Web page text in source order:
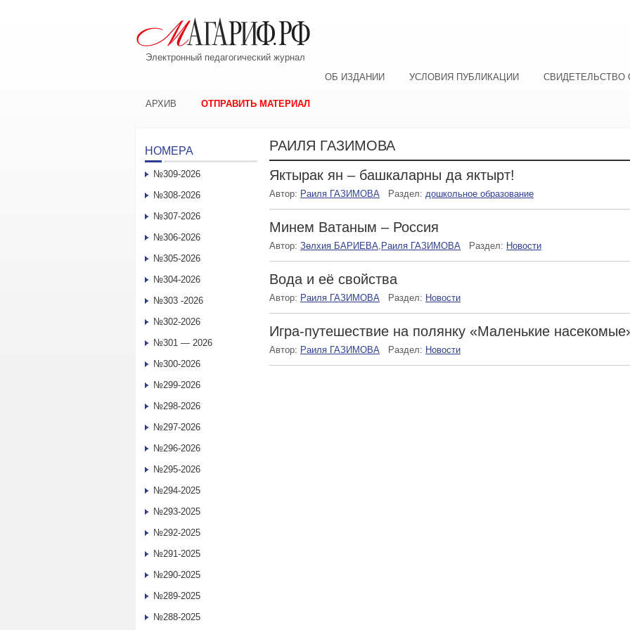
Электронный педагогический журнал
ОБ ИЗДАНИИ
УСЛОВИЯ ПУБЛИКАЦИИ СВИДЕТЕЛЬСТВО
АРХИВ ОТПРАВИТЬ МАТЕРИАЛ
РАИЛЯ ГАЗИМОВА
Яктырак ян – башкаларны да яктырт!
Автор: Раиля ГАЗИМОВА Раздел: дошкольное образование
Минем Ватаным – Россия
Автор: Зөлхия БАРИЕВА, Раиля ГАЗИМОВА Раздел: Новости
Вода и её свойства
Автор: Раиля ГАЗИМОВА Раздел: Новости
Игра-путешествие на полянку «Маленькие
Автор: Раиля ГАЗИМОВА Раздел: Новости
НОМЕРА
№309-2026
№308-2026
№307-2026
№306-2026
№305-2026
№304-2026
№303 -2026
№302-2026
№301 — 2026
№300-2026
№299-2026
№298-2026
№297-2026
№296-2026
№295-2026
№294-2025
№293-2025
№292-2025
№291-2025
№290-2025
№289-2025
№288-2025